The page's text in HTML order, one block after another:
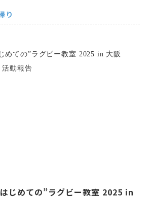
り
じめての”ラグビー教室 2025 in